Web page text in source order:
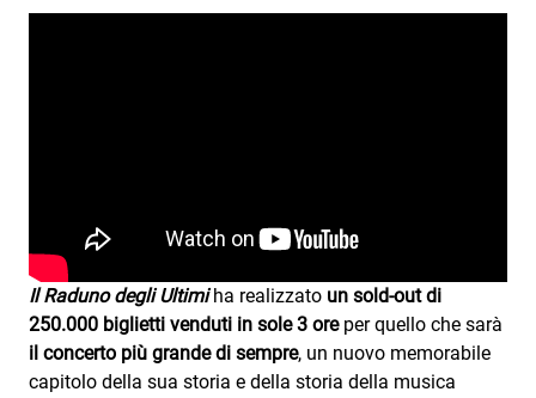
Il Raduno degli Ultimiha realizzato un sold-out di
250.000 biglietti venduti in sole 3 ore per quello che sarà
il concerto più grande di sempre, un nuovo memorabile
capitolo della sua storia e della storia della musica